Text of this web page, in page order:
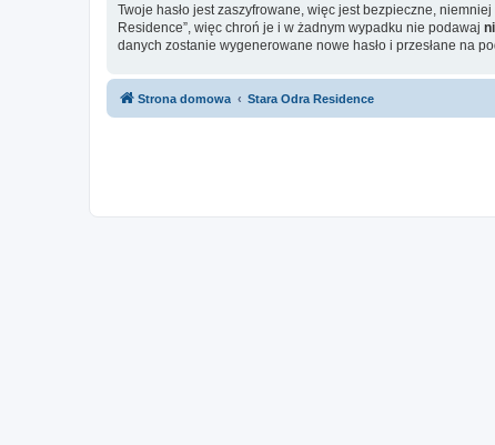
Twoje hasło jest zaszyfrowane, więc jest bezpieczne,
Residence”, więc chroń je i w żadnym wypadku nie podawaj
danych zostanie wygenerowane nowe hasło i przesłane na
Strona domowa Stara Odra Residence